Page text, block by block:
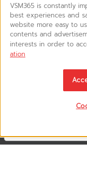
สมัครรับข่าวสาร
ติดตามอัพเดทข่าวสาร, โ
VSM365 is constantly
best experiences and
website more easy to
contents and
interests in order to
ation